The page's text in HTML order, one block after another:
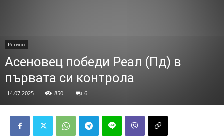
Регион
Асеновец победи Реал (Пд) в
първата си контрола
14.07.2025 850 6